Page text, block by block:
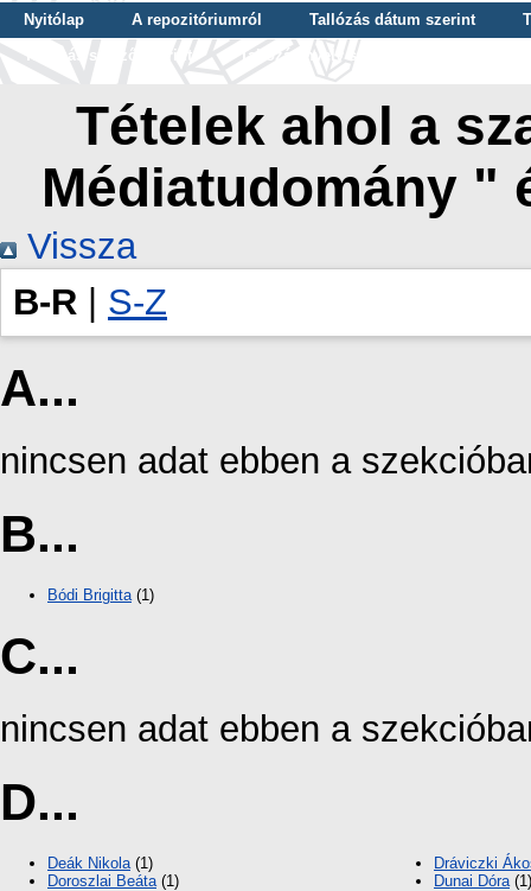
Nyitólap A repozitóriumról Tallózás dátum szerint
Tallózás szerző szerint
Tallózás nyelv szerint
Tételek ahol a
Médiatudomány "
Vissza
B-R
S-Z
A...
nincsen adat ebben a
B...
Bódi Brigitta(1)
C...
nincsen adat ebben a
D...
Deák Nikola (1)
Doroszlai Beáta (1)
Dráviczki
Dunai Dóra (1)